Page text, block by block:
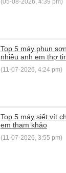
(05-08-2026, 4:39 pm)
Top 5 máy phun
nhiều anh em thợ
(11-07-2026, 4:24 pm)
Top 5 máy siết vít
em tham khảo
(11-07-2026, 3:55 pm)